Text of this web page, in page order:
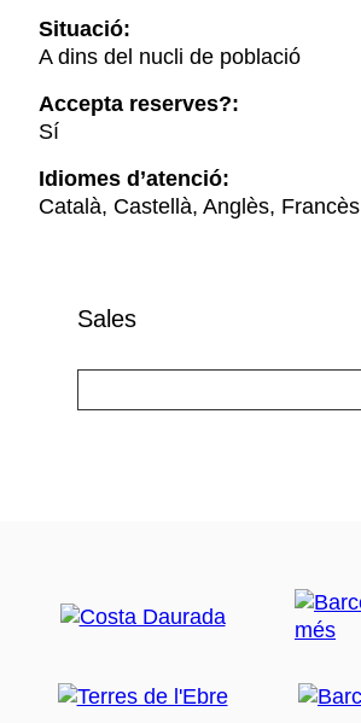
Situació:
A dins del nucli de població
Accepta reserves?:
Sí
Idiomes d’atenció:
Català, Castellà, Anglès, Francès
Sales